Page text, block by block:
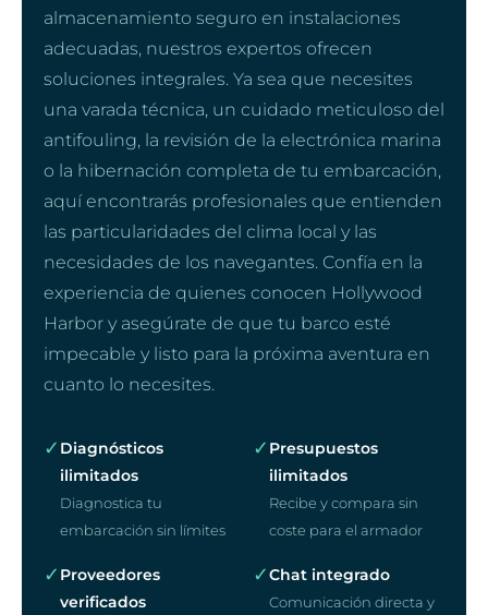
almacenamiento seguro en instalaciones
adecuadas, nuestros expertos ofrecen
soluciones integrales. Ya sea que necesites
una varada técnica, un cuidado meticuloso del
antifouling, la revisión de la electrónica marina
o la hibernación completa de tu embarcación,
aquí encontrarás profesionales que entienden
las particularidades del clima local y las
necesidades de los navegantes. Confía en la
experiencia de quienes conocen Hollywood
Harbor y asegúrate de que tu barco esté
impecable y listo para la próxima aventura en
cuanto lo necesites.
✓ Diagnósticos
ilimitados
Diagnostica tu
embarcación sin límites
✓ Presupuestos
ilimitados
Recibe y compara sin
coste para el armador
✓ Proveedores
verificados
✓Chat integrado
Comunicación directa y